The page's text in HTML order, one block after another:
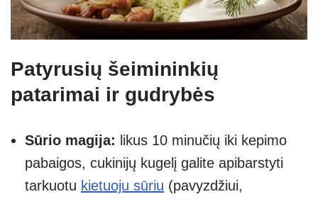
Patyrusių šeimininkių
patarimai ir gudrybės
Sūrio magija: likus 10 minučių iki kepimo
pabaigos, cukinijų kugelį galite apibarstyti
tarkuotu kietuoju sūriu (pavyzdžiui,